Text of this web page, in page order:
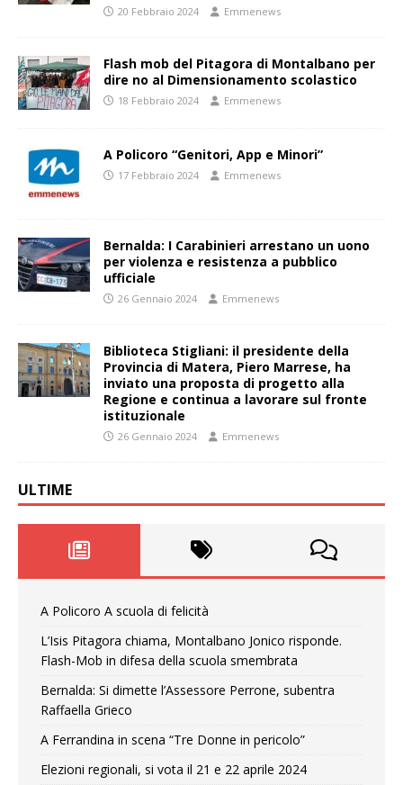
20 Febbraio 2024 Emmenews
Flash mob del Pitagora di Montalbano per
dire no al Dimensionamento scolastico
18 Febbraio 2024 Emmenews
A Policoro “Genitori, App e Minori”
17 Febbraio 2024 Emmenews
Bernalda: I Carabinieri arrestano un uono
per violenza e resistenza a pubblico
ufficiale
26 Gennaio 2024 Emmenews
Biblioteca Stigliani: il presidente della
Provincia di Matera, Piero Marrese, ha
inviato una proposta di progetto alla
Regione e continua a lavorare sul fronte
istituzionale
26 Gennaio 2024 Emmenews
ULTIME
A Policoro A scuola di felicità
L’Isis Pitagora chiama, Montalbano Jonico risponde.
Flash-Mob in difesa della scuola smembrata
Bernalda: Si dimette l’Assessore Perrone, subentra
Raffaella Grieco
A Ferrandina in scena “Tre Donne in pericolo”
Elezioni regionali, si vota il 21 e 22 aprile 2024